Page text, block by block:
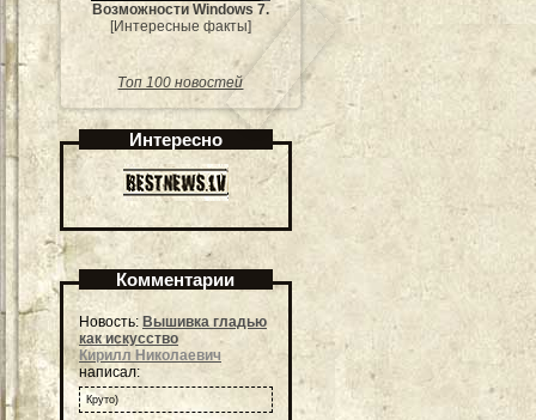
Возможности Windows 7.
[Интересные факты]
Топ 100 новостей
Интересно
Комментарии
Новость: Вышивка гладью
как искусство
Кирилл Николаевич
написал:
Круто)